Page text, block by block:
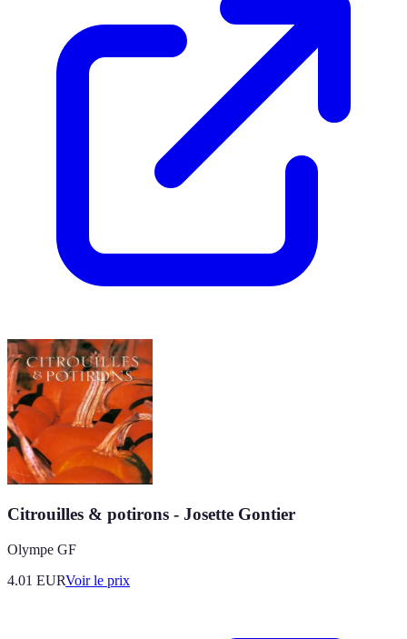
Citrouilles & potirons - Josette Gontier
Olympe GF
4.01 EURVoir le prix